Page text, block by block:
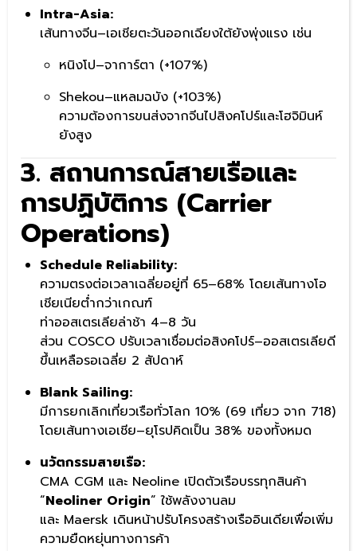
Intra-Asia:
เส้นทางจีน–เอเชียตะวันออกเฉียงใต้ยังพุ่งแรง เช่น
หนิงโป–จาการ์ตา (+107%)
Shekou–แหลมฉบัง (+103%)
ความต้องการขนส่งจากจีนไปสิงคโปร์และโฮจิมินห์
ยังสูง
3. สถานการณ์สายเรือและ
การปฏิบัติการ (Carrier
Operations)
Schedule Reliability:
ความตรงต่อเวลาเฉลี่ยอยู่ที่ 65–68% โดยเส้นทางโอ
เชียเนียต่ำกว่าเกณฑ์
ท่าออสเตรเลียล่าช้า 4–8 วัน
ส่วน COSCO ปรับเวลาเชื่อมต่อสิงคโปร์–ออสเตรเลียดี
ขึ้นเหลือรอเฉลี่ย 2 สัปดาห์
Blank Sailing:
มีการยกเลิกเที่ยวเรือทั่วโลก 10% (69 เที่ยว จาก 718)
โดยเส้นทางเอเชีย–ยุโรปคิดเป็น 38% ของทั้งหมด
นวัตกรรมสายเรือ:
CMA CGM และ Neoline เปิดตัวเรือบรรทุกสินค้า
“Neoliner Origin” ใช้พลังงานลม
และ Maersk เดินหน้าปรับโครงสร้างเรืออินเดียเพื่อเพิ่ม
ความยืดหยุ่นทางการค้า